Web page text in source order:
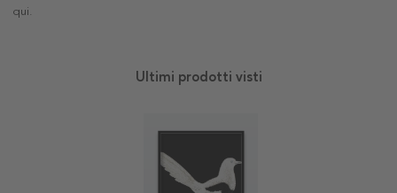
qui.
Ultimi prodotti visti